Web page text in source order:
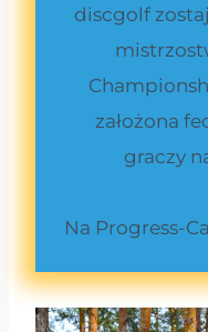
discgolf
założona
graczy
Na Progress-